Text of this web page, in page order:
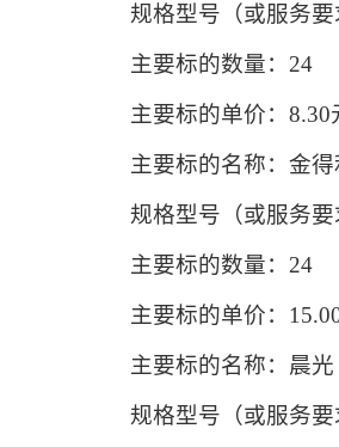
规格型号（或服务
主要标的数量：24
主要标的单价：8.30
主要标的名称：金
规格型号（或服务要
主要标的数量：24
主要标的单价：
主要标的名称：晨
规格型号（或服务